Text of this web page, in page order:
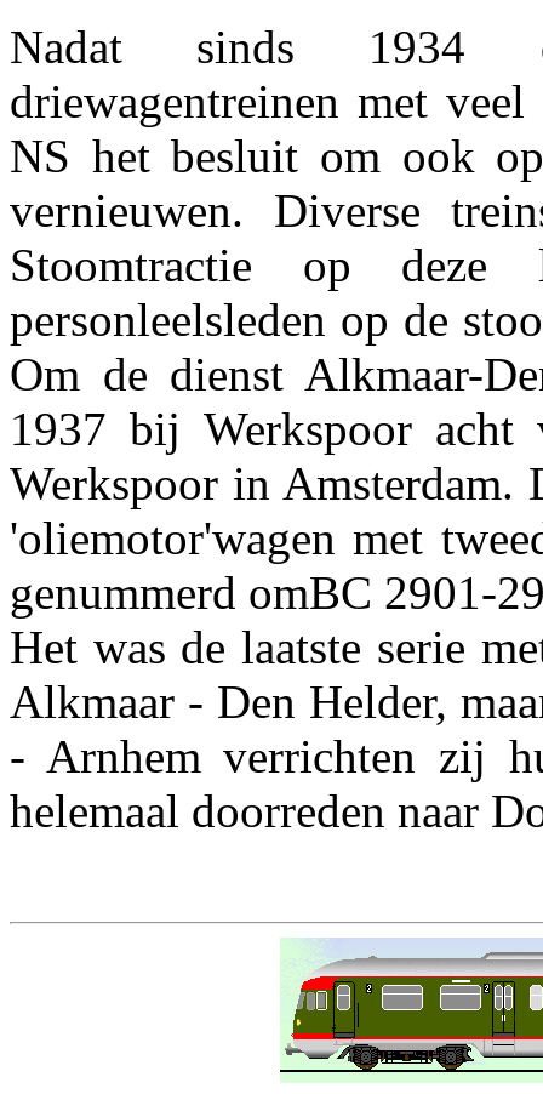
Nadat sinds 1934
driewagentreinen met
NS het besluit om ook
vernieuwen. Diverse
Stoomtractie op
personleelsleden op de
Om de dienst Alkmaar-
1937 bij Werkspoor acht
Werkspoor in Amsterdam.
'oliemotor'wagen met
genummerd omBC 2901-
Het was de laatste serie
Alkmaar - Den Helder,
- Arnhem verrichten zij
helemaal doorreden naar